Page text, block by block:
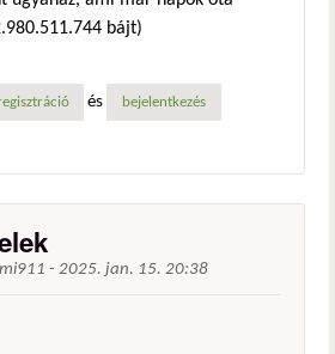
bájt)
és bejelentkezés
- 2025. jan. 15. 20:38